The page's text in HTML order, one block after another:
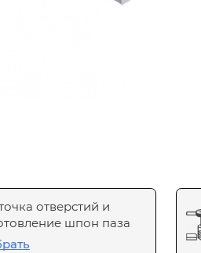
отверстий и
шпон паза